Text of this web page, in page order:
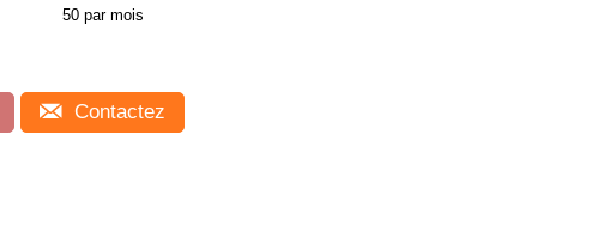
50 par mois
Contactez